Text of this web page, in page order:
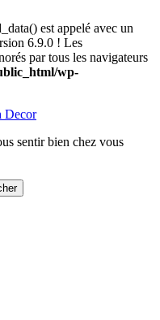
est appelé avec un
6.9.0 ! Les
par tous les navigateurs
wp-
Decor
sentir bien chez vous